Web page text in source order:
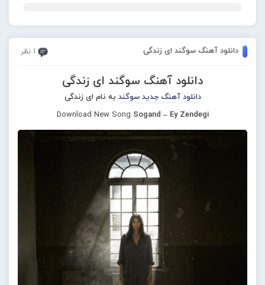
دانلود آهنگ سوگند ای زندگی 1 نظر
دانلود آهنگ سوگند ای زندگی
دانلود آهنگ جدید سوگند به نام ای زندگی
Download New Song Sogand – Ey Zendegi